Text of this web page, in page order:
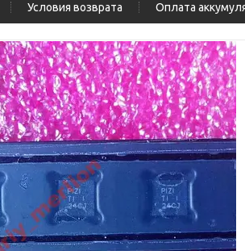
Условия возврата Оплата